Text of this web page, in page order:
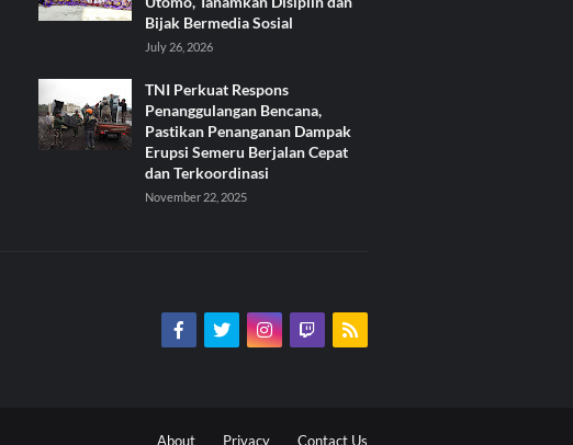
Bijak Bermedia Sosial
July 26, 2026
TNI Perkuat Respons
Penanggulangan Bencana,
Pastikan Penanganan Dampak
Erupsi Semeru Berjalan Cepat
dan Terkoordinasi
November 22, 2025
About Privacy Contact Us